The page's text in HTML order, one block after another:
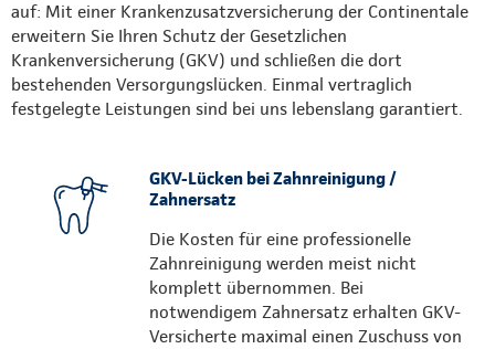
auf: Mit einer Krankenzusatzversicherung der Continentale
erweitern Sie Ihren Schutz der Gesetzlichen
Krankenversicherung (GKV) und schließen die dort
bestehenden Versorgungslücken. Einmal vertraglich
festgelegte Leistungen sind bei uns lebenslang garantiert.
GKV-Lücken bei Zahnreinigung /
Zahnersatz
Die Kosten für eine professionelle
Zahnreinigung werden meist nicht
komplett übernommen. Bei
notwendigem Zahnersatz erhalten GKV-
Versicherte maximal einen Zuschuss von